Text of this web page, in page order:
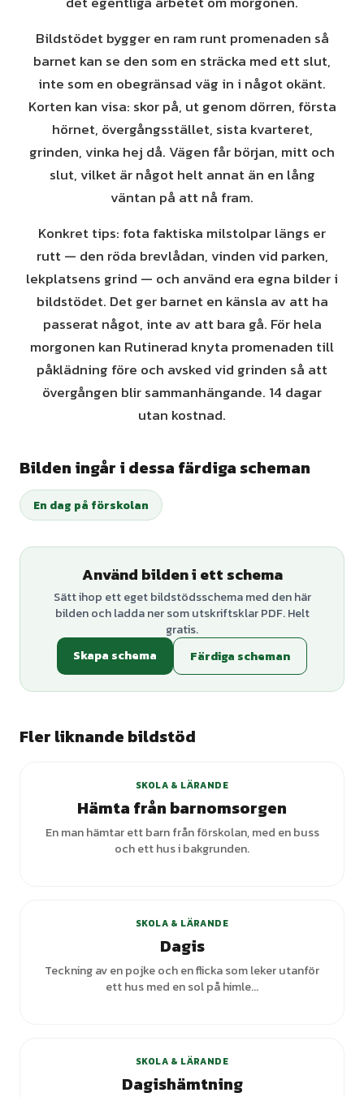
Bildstödet bygger en ram runt promenaden så
barnet kan se den som en sträcka med ett slut,
inte som en obegränsad väg in i något okänt.
Korten kan visa: skor på, ut genom dörren, första
hörnet, övergångsstället, sista kvarteret,
grinden, vinka hej då. Vägen får början, mitt och
slut, vilket är något helt annat än en lång
väntan på att nå fram.
Konkret tips: fota faktiska milstolpar längs er
rutt — den röda brevlådan, vinden vid parken,
lekplatsens grind — och använd era egna bilder i
bildstödet. Det ger barnet en känsla av att ha
passerat något, inte av att bara gå. För hela
morgonen kan Rutinerad knyta promenaden till
påklädning före och avsked vid grinden så att
övergången blir sammanhängande. 14 dagar
utan kostnad.
Bilden ingår i dessa färdiga scheman
En dag på förskolan
Använd bilden i ett schema
Sätt ihop ett eget bildstödsschema med den här
bilden och ladda ner som utskriftsklar PDF. Helt
gratis.
Skapa schema
Färdiga scheman
Fler liknande bildstöd
SKOLA & LÄRANDE
Hämta från barnomsorgen
En man hämtar ett barn från förskolan, med en buss
och ett hus i bakgrunden.
SKOLA & LÄRANDE
Dagis
Teckning av en pojke och en flicka som leker utanför
ett hus med en sol på himle...
SKOLA & LÄRANDE
Dagishämtning